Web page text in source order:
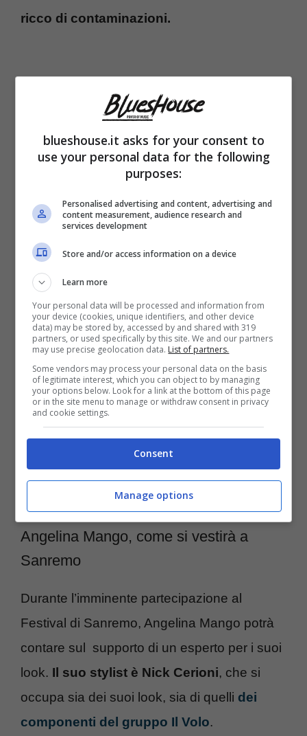
ricco di contaminazioni.
In particolare un look su tutti è diventato
iconico: si tratta dell’outfit sfoggiato da
Angelina in occasione delle
dell’Ariston composto da un maxidress –
impreziosito da una stampa colorata e
damascata – abbinato a unkimono
oversize. I capi non sono affatto scontati,
dando vita a un look super originale e
ricercato, dal mood orientale. In generale la
cantante predilige uno stile trendy e sportivo,
in cui non manca mai un tocco di unicità.
Angelina Mango, come si vestirà a
Sanremo
Durante l’imminente partecipazione al
Festival di Sanremo, Angelina Mango potrà
contare sul supporto di un esperto per i suoi
look. Il suo stylist è Nick Cerioni, che si
occupa sia dei suoi look, sia di quelli dei
componenti del gruppo Il Volo.
blueshouse.it asks for your consent to
use your personal data for the following
purposes:
Personalised advertising and content, advertising and
content measurement, audience research and
services development
Store and/or access information on a device
Learn more
Your personal data will be processed and information from
your device (cookies, unique identifiers, and other device
data) may be stored by, accessed by and shared with 319
partners, or used specifically by this site. We and our partners
may use precise geolocation data. List of partners.
Some vendors may process your personal data on the basis
of legitimate interest, which you can object to by managing
your options below. Look for a link at the bottom of this page
or in the site menu to manage or withdraw consent in privacy
and cookie settings.
Consent
Manage options